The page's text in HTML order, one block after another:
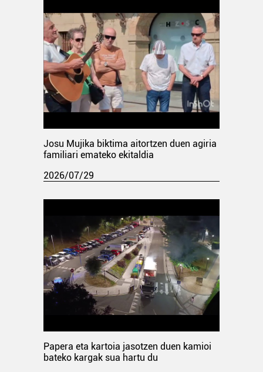
Josu Mujika biktima aitortzen duen agiria
familiari emateko ekitaldia
2026/07/29
Papera eta kartoia jasotzen duen kamioi
bateko kargak sua hartu du